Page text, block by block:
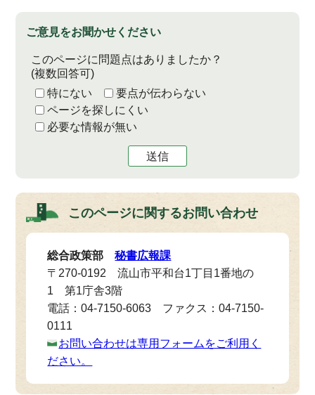
ご意見をお聞かせください
このページに問題点はありましたか？
(複数回答可)
特にない
要点が伝わらない
ページを探しにくい
必要な情報が無い
送信
このページに関するお問い合わせ
総合政策部秘書広報課
〒270-0192 流山市平和台1丁目1番地の
1 第1庁舎3階
電話：04-7150-6063 ファクス：04-7150-
0111
お問い合わせは専用フォームをご利用く
ださい。